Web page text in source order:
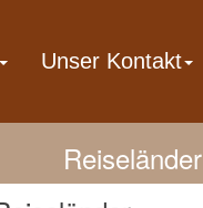
Reiseländer
Unser Kontakt